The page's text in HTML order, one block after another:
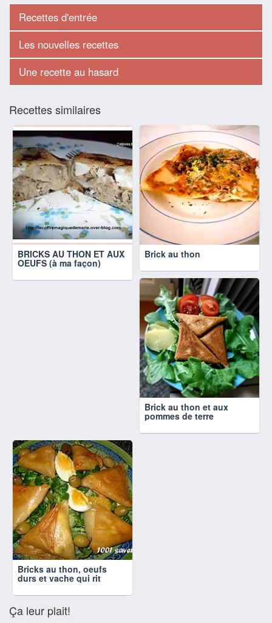
Recettes d'entrée
Les nouvelles recettes
Une recette au hasard
Recettes similaires
BRICKS AU THON ET AUX
OEUFS (à ma façon)
Brick au thon
Brick au thon et aux
pommes de terre
Bricks au thon, oeufs
durs et vache qui rit
Ça leur plait!